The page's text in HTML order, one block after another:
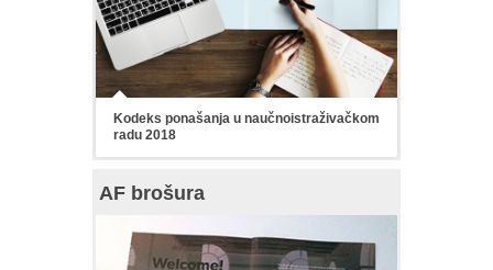
Kodeks ponašanja u naučnoistraživačkom
radu 2018
AF brošura